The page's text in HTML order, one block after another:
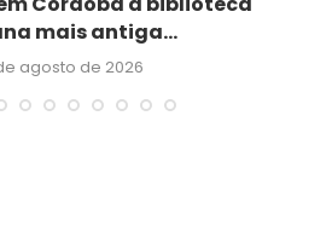
mais antiga...
agosto de 2026